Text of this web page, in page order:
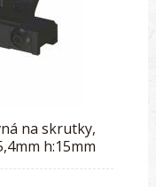
na skrutky,
h:15mm